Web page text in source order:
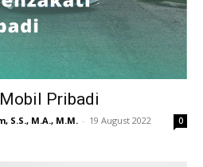
Pribadi
S.S., M.A., M.M. - 19 August 2022 0